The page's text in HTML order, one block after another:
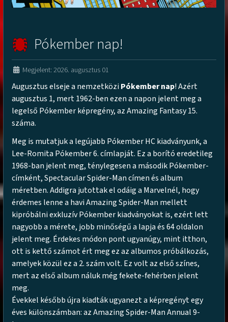
Pókember nap!
Megjelent: 2026. augusztus 01
Augusztus elseje a nemzetközi Pókember nap! Azért
augusztus 1, mert 1962-ben ezen a napon jelent meg a
legelső Pókember képregény, az Amazing Fantasy 15.
száma.
Meg is mutatjuk a legújabb Pókember HC kiadványunk, a
Lee-Romita Pókember 6. címlapját. Ez a borító eredetileg
1968-ban jelent meg, ténylegesen a második Pókember-
címként, Spectacular Spider-Man címen és album
méretben. Addigra jutottak el odáig a Marvelnél, hogy
érdemes lenne a havi Amazing Spider-Man mellett
kipróbálni exkluzív Pókember kiadványokat is, ezért lett
nagyobb a mérete, jobb minőségű a lapja és 64 oldalon
jelent meg. Érdekes módon pont ugyanúgy, mint itthon,
ott is kettő számot ért meg ez az albumos próbálkozás,
amelyek közül ez a 2. szám volt. Ez volt az első színes,
mert az első album náluk még fekete-fehérben jelent
meg.
Évekkel később újra kiadták ugyanezt a képregényt egy
éves különszámban: az Amazing Spider-Man Annual 9-